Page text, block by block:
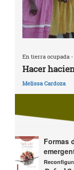
En tierra ocupada
Hacer
Melissa Cardoza
Formas